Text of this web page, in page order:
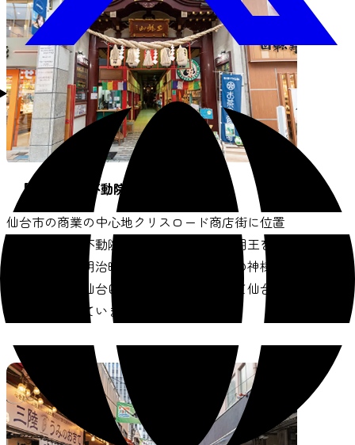
【A】三瀧山不動院
仙台市の商業の中心地クリスロード商店街に位置
する「三滝山不動院」は、大日大聖不動明王をご
本尊として、明治時代に実在し商売繁盛の神様と
して有名な「仙台四郎」を祀る寺院として仙台市
民に親しまれています。